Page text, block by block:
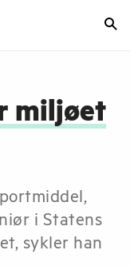
miljøet
i Statens
sykler han